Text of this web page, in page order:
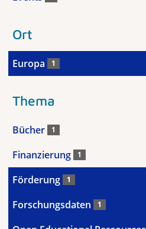
Ort
Europa 1
Thema
Bücher 1
Finanzierung 1
Förderung 1
Forschungsdaten 1